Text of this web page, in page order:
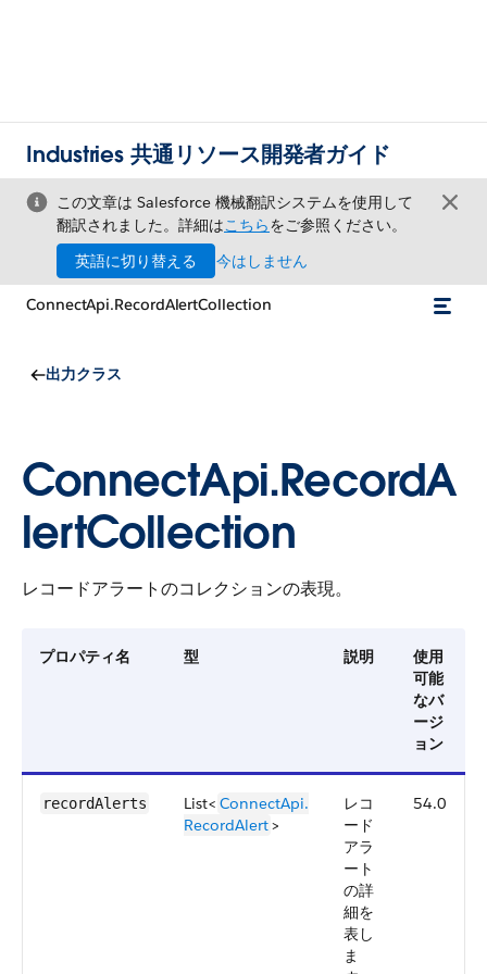
Industries 共通リソース開発者ガイド
この文章は Salesforce 機械翻訳システムを使用して
翻訳されました。詳細はこちらをご参照ください。
英語に切り替える
今はしません
ConnectApi.RecordAlertCollection
出力クラス
ConnectApi.RecordA
lertCollection
レコードアラートのコレクションの表現。
プロパティ名 型 説明
使用
可能
なバ
ージ
ョン
recordAlerts List< ConnectApi.​
RecordAlert>
レコ
ード
アラ
ート
の詳
細を
表し
ま
54.0